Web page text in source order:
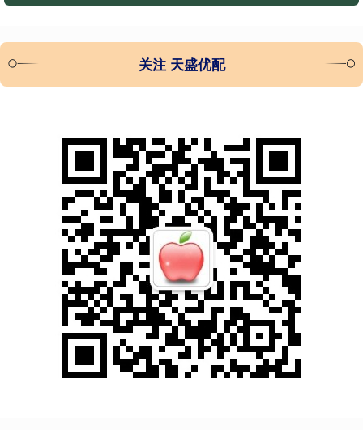
关注 天盛优配